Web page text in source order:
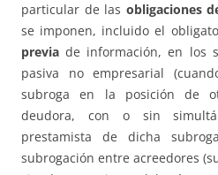
particular de las obligaciones
se imponen, incluido el
previa de información, en los
pasiva no empresarial
subroga en la posición de
deudora, con o sin
prestamista de dicha
subrogación entre acreedores